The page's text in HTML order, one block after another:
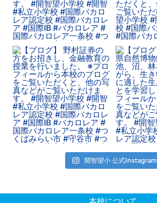
開智望小 公式Instagram
本校について